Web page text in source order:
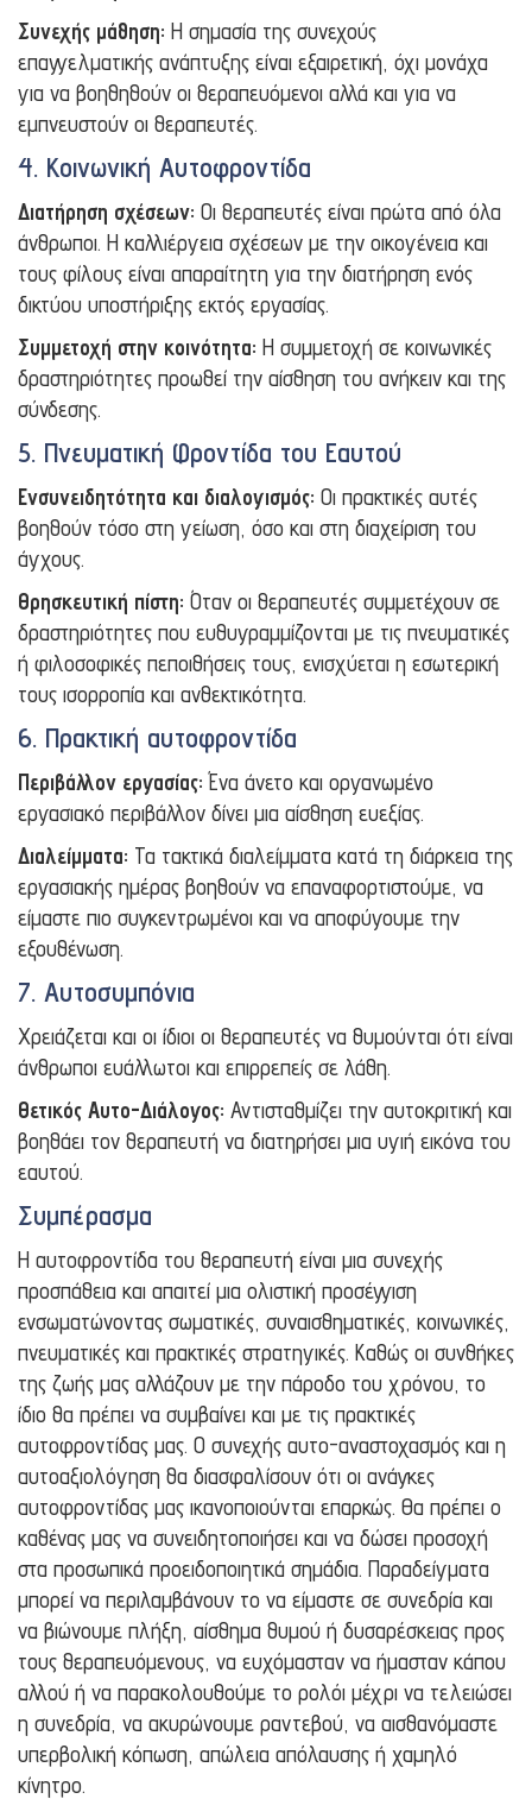
Συνεχής μάθηση: Η σημασία της συνεχούς
επαγγελματικής ανάπτυξης είναι εξαιρετική, όχι μονάχα
για να βοηθηθούν οι θεραπευόμενοι αλλά και για να
εμπνευστούν οι θεραπευτές.
4. Κοινωνική Αυτοφροντίδα
Διατήρηση σχέσεων: Οι θεραπευτές είναι πρώτα από όλα
άνθρωποι. Η καλλιέργεια σχέσεων με την οικογένεια και
τους φίλους είναι απαραίτητη για την διατήρηση ενός
δικτύου υποστήριξης εκτός εργασίας.
Συμμετοχή στην κοινότητα: Η συμμετοχή σε κοινωνικές
δραστηριότητες προωθεί την αίσθηση του ανήκειν και της
σύνδεσης.
5. Πνευματική Φροντίδα του Εαυτού
Ενσυνειδητότητα και διαλογισμός: Οι πρακτικές αυτές
βοηθούν τόσο στη γείωση, όσο και στη διαχείριση του
άγχους.
Θρησκευτική πίστη: Όταν οι θεραπευτές συμμετέχουν σε
δραστηριότητες που ευθυγραμμίζονται με τις πνευματικές
ή φιλοσοφικές πεποιθήσεις τους, ενισχύεται η εσωτερική
τους ισορροπία και ανθεκτικότητα.
6. Πρακτική αυτοφροντίδα
Περιβάλλον εργασίας: Ένα άνετο και οργανωμένο
εργασιακό περιβάλλον δίνει μια αίσθηση ευεξίας.
Διαλείμματα: Τα τακτικά διαλείμματα κατά τη διάρκεια της
εργασιακής ημέρας βοηθούν να επαναφορτιστούμε, να
είμαστε πιο συγκεντρωμένοι και να αποφύγουμε την
εξουθένωση.
7. Αυτοσυμπόνια
Χρειάζεται και οι ίδιοι οι θεραπευτές να θυμούνται ότι είναι
άνθρωποι ευάλλωτοι και επιρρεπείς σε λάθη.
Θετικός Αυτο-Διάλογος: Αντισταθμίζει την αυτοκριτική και
βοηθάει τον θεραπευτή να διατηρήσει μια υγιή εικόνα του
εαυτού.
Συμπέρασμα
Η αυτοφροντίδα του θεραπευτή είναι μια συνεχής
προσπάθεια και απαιτεί μια ολιστική προσέγγιση
ενσωματώνοντας σωματικές, συναισθηματικές, κοινωνικές,
πνευματικές και πρακτικές στρατηγικές. Καθώς οι συνθήκες
της ζωής μας αλλάζουν με την πάροδο του χρόνου, το
ίδιο θα πρέπει να συμβαίνει και με τις πρακτικές
αυτοφροντίδας μας. Ο συνεχής αυτο-αναστοχασμός και η
αυτοαξιολόγηση θα διασφαλίσουν ότι οι ανάγκες
αυτοφροντίδας μας ικανοποιούνται επαρκώς. Θα πρέπει ο
καθένας μας να συνειδητοποιήσει και να δώσει προσοχή
στα προσωπικά προειδοποιητικά σημάδια. Παραδείγματα
μπορεί να περιλαμβάνουν το να είμαστε σε συνεδρία και
να βιώνουμε πλήξη, αίσθημα θυμού ή δυσαρέσκειας προς
τους θεραπευόμενους, να ευχόμασταν να ήμασταν κάπου
αλλού ή να παρακολουθούμε το ρολόι μέχρι να τελειώσει
η συνεδρία, να ακυρώνουμε ραντεβού, να αισθανόμαστε
υπερβολική κόπωση, απώλεια απόλαυσης ή χαμηλό
κίνητρο.